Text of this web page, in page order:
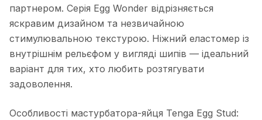
партнером. Серія Egg Wonder відрізняється
яскравим дизайном та незвичайною
стимулювальною текстурою. Ніжний еластомер із
внутрішнім рельєфом у вигляді шипів — ідеальний
варіант для тих, хто любить розтягувати
задоволення.
Особливості мастурбатора-яйця Tenga Egg Stud: